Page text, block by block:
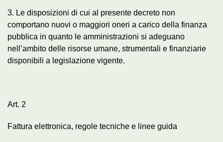
3. Le disposizioni di cui al presente decreto non
comportano nuovi o maggiori oneri a carico della finanza
pubblica in quanto le amministrazioni si adeguano
nell’ambito delle risorse umane, strumentali e finanziarie
disponibili a legislazione vigente.
Art. 2
Fattura elettronica, regole tecniche e linee guida